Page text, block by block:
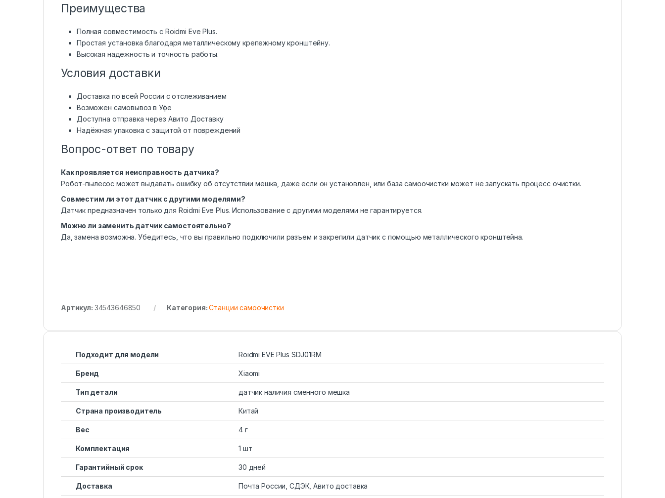
Преимущества
Полная совместимость с Roidmi Eve Plus.
Простая установка благодаря металлическому крепежному кронштейну.
Высокая надежность и точность работы.
Условия доставки
Доставка по всей России с отслеживанием
Возможен самовывоз в Уфе
Доступна отправка через Авито Доставку
Надёжная упаковка с защитой от повреждений
Вопрос-ответ по товару
Как проявляется неисправность датчика?
Робот-пылесос может выдавать ошибку об отсутствии мешка, даже если он установлен, или база самоочистки может не запускать процесс очистки.
Совместим ли этот датчик с другими моделями?
Датчик предназначен только для Roidmi Eve Plus. Использование с другими моделями не гарантируется.
Можно ли заменить датчик самостоятельно?
Да, замена возможна. Убедитесь, что вы правильно подключили разъем и закрепили датчик с помощью металлического кронштейна.
Артикул: 34543646850 Категория:Станции самоочистки
Подходит для модели Roidmi EVE Plus SDJ01RM
Бренд Xiaomi
Тип детали датчик наличия сменного мешка
Страна производитель Китай
Вес 4 г
Комплектация 1 шт
Гарантийный срок 30 дней
Доставка Почта России, СДЭК, Авито доставка